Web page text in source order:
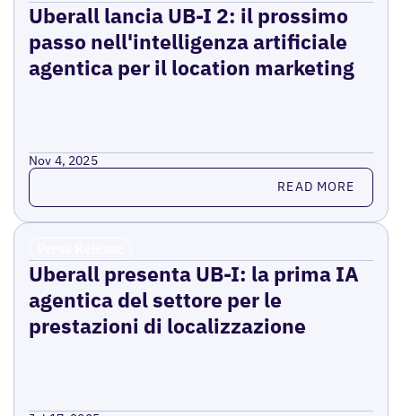
Uberall lancia UB-I 2: il prossimo
passo nell'intelligenza artificiale
agentica per il location marketing
Nov 4, 2025
Read more READ MORE
Uberall presenta UB-I: la prima IA
agentica del settore per le
prestazioni di localizzazione